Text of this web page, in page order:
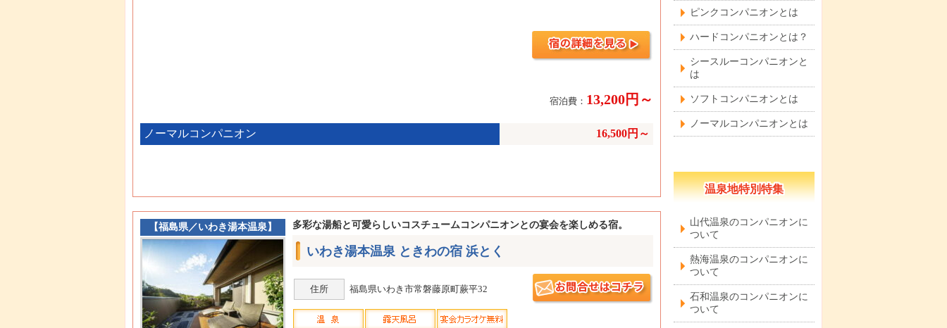
宿泊費： 13,200円～
ノーマルコンパニオン 16,500円～
【福島県／いわき湯本温泉】 多彩な湯船と可愛らしいコスチュームコンパニオンとの宴会を楽しめる宿。
いわき湯本温泉 ときわの宿 浜とく
住所 福島県いわき市常磐藤原町蕨平32
ピンクコンパニオンとは
ハードコンパニオンとは？
シースルーコンパニオンと
は
ソフトコンパニオンとは
ノーマルコンパニオンとは
温泉地特別特集
山代温泉のコンパニオンに
ついて
熱海温泉のコンパニオンに
ついて
石和温泉のコンパニオンに
ついて